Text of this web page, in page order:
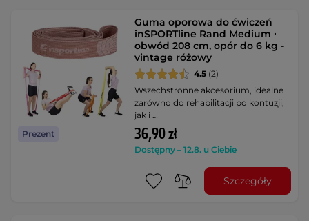
Prezent
Guma oporowa do ćwiczeń
inSPORTline Rand Medium ∙
obwód 208 cm, opór do 6 kg -
vintage różowy
4.5 (2)
Wszechstronne akcesorium, idealne
zarówno do rehabilitacji po kontuzji,
jak i …
36,90 zł
Dostępny – 12.8. u Ciebie
Szczegóły